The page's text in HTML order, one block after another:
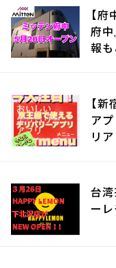
【
府中
報
【
ア
リア
台湾
ーレ